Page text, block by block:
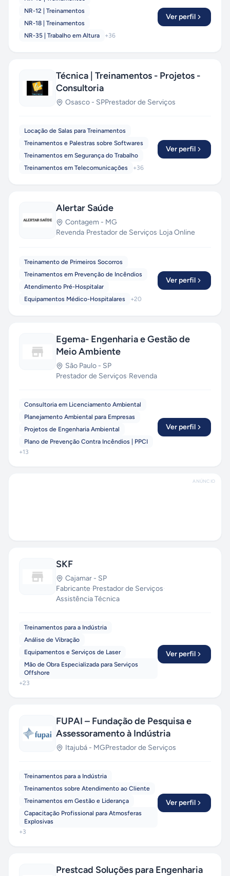
NR-12 | Treinamentos
NR-18 | Treinamentos
NR-35 | Trabalho em Altura
+36
Ver perfil
Técnica | Treinamentos - Projetos -
Consultoria
Osasco - SPPrestador de Serviços
Locação de Salas para Treinamentos
Treinamentos e Palestras sobre Softwares
Treinamentos em Segurança do Trabalho
Treinamentos em Telecomunicações
+36
Ver perfil
Alertar Saúde
Contagem - MG
Revenda·Prestador de Serviços·Loja Online
Treinamento de Primeiros Socorros
Treinamentos em Prevenção de Incêndios
Atendimento Pré-Hospitalar
Equipamentos Médico-Hospitalares
+20
Ver perfil
Egema- Engenharia e Gestão de
Meio Ambiente
São Paulo - SP
Prestador de Serviços·Revenda
Consultoria em Licenciamento Ambiental
Planejamento Ambiental para Empresas
Projetos de Engenharia Ambiental
Plano de Prevenção Contra Incêndios | PPCI
+13
Ver perfil
ANÚNCIO
SKF
Cajamar - SP
Fabricante·Prestador de Serviços·
Assistência Técnica
Treinamentos para a Indústria
Análise de Vibração
Equipamentos e Serviços de Laser
Mão de Obra Especializada para Serviços
Offshore
+23
Ver perfil
FUPAI – Fundação de Pesquisa e
Assessoramento à Indústria
Itajubá - MGPrestador de Serviços
Treinamentos para a Indústria
Treinamentos sobre Atendimento ao Cliente
Treinamentos em Gestão e Liderança
Capacitação Profissional para Atmosferas
Explosivas
+3
Ver perfil
Prestcad Soluções para Engenharia